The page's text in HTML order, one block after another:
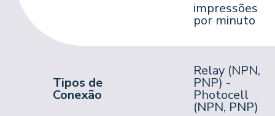
impressões
por minuto
Tipos de
Conexão
Relay (NPN,
PNP) -
Photocell
(NPN, PNP)